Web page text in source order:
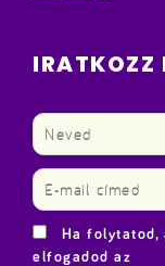
IRATKOZZ
Ha folytatod,
elfogadod az